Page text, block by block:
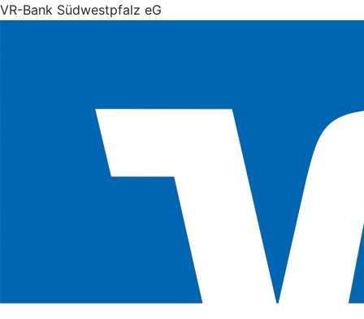
VR-Bank Südwestpfalz eG